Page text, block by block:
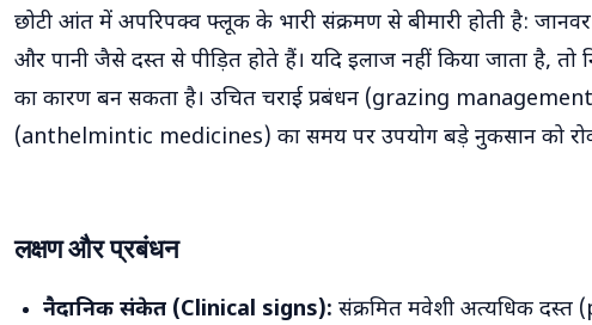
छोटी आंत में अपरिपक्व फ्लूक के भारी संक्रमण से बीमारी होती है:
और पानी जैसे दस्त से पीड़ित होते हैं। यदि इलाज नहीं किया जाता है,
का कारण बन सकता है। उचित चराई प्रबंधन (grazing
(anthelmintic medicines) का समय पर उपयोग बड़े नुकसान को
लक्षण और प्रबंधन
नैदानिक ​​संकेत (Clinical signs): संक्रमित मवेशी अत्यधिक